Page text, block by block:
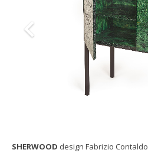
Collezione Arkof 2015/2016
Collezione Arkof 2012
SHOWROOM
REALIZZAZIONI A PROGETTO
SHERWOOD design Fabrizio Contaldo